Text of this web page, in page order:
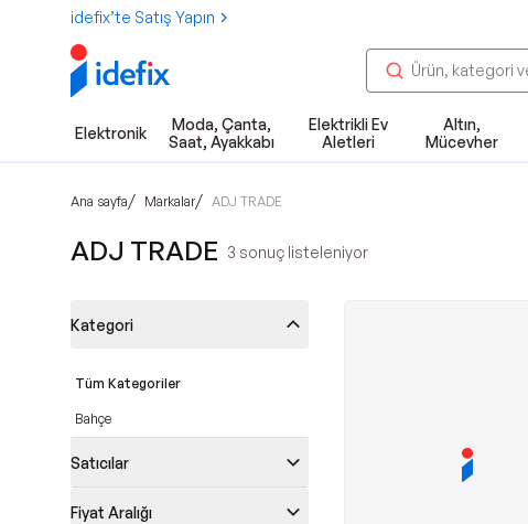
idefix’te Satış Yapın
Elektronik
Moda, Çanta,
Saat, Ayakkabı
Elektrikli Ev
Aletleri
Altın,
Mücevher
Ana sayfa/ Markalar/ ADJ TRADE
ADJ TRADE 3 sonuç listeleniyor
Kategori
Tüm Kategoriler
Bahçe
Satıcılar
Fiyat Aralığı